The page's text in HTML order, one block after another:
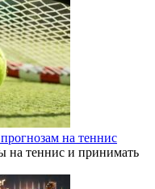
на теннис
на теннис и принимать